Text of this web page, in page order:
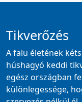
Tikverőzés
A falu életének
húshagyó keddi
egész országban
különlegessége,